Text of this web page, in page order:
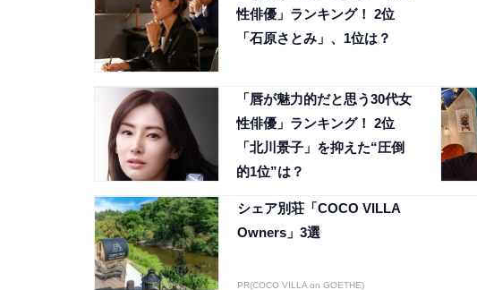
性俳優」ランキング！ 2位
「石原さとみ」、1位は？
「唇が魅力的だと思う30代女
性俳優」ランキング！ 2位
「北川景子」を抑えた“圧倒
的1位”は？
シェア別荘「COCO VILLA
Owners」3選
PR(COCO VILLA on GOETHE)